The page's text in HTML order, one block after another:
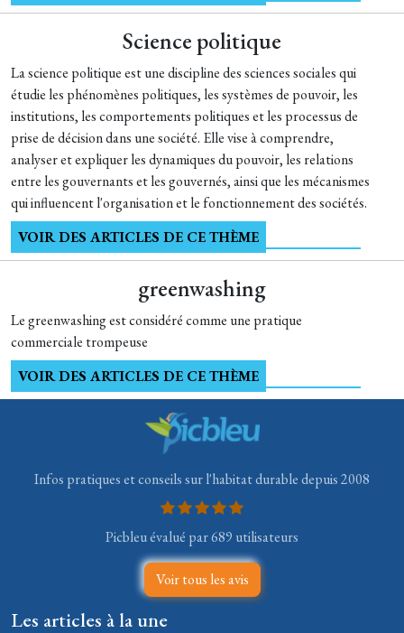
Science politique
La science politique est une discipline des sciences sociales qui
étudie les phénomènes politiques, les systèmes de pouvoir, les
institutions, les comportements politiques et les processus de
prise de décision dans une société. Elle vise à comprendre,
analyser et expliquer les dynamiques du pouvoir, les relations
entre les gouvernants et les gouvernés, ainsi que les mécanismes
qui influencent l'organisation et le fonctionnement des sociétés.
VOIR DES ARTICLES DE CE THÈME
greenwashing
Le greenwashing est considéré comme une pratique
commerciale trompeuse
VOIR DES ARTICLES DE CE THÈME
Infos pratiques et conseils sur l'habitat durable depuis 2008
Picbleu évalué par 689 utilisateurs
Voir tous les avis
Les articles à la une